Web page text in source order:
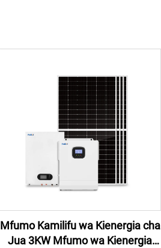
Mfumo Kamilifu wa Kienergia cha
Jua 3KW Mfumo wa Kienergia